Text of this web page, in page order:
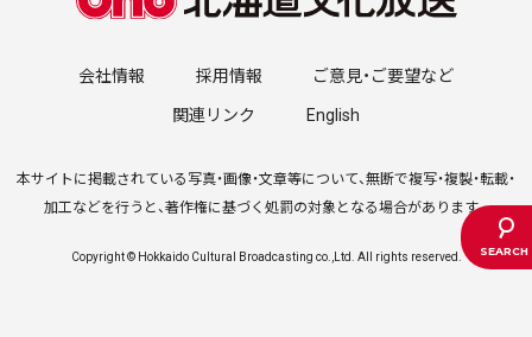
会社情報 採用情報 ご意見・ご要望など
関連リンク English
本サイトに掲載されている写真・画像・文章等について、無断で複写・複製・転載・
加工などを行うと、著作権に基づく処罰の対象となる場合があります。
Copyright © Hokkaido Cultural Broadcasting co.,Ltd. All rights reserved.